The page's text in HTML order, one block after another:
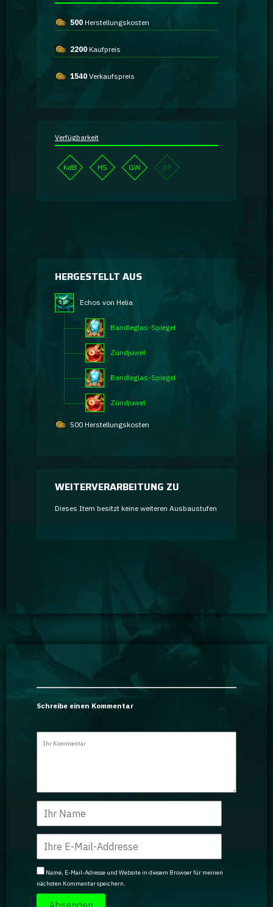
500 Herstellungskosten
2200 Kaufpreis
1540 Verkaufspreis
Verfügbarkeit
KdB HS GW BP
HERGESTELLT AUS
Echos von Helia
Bandleglas-Spiegel
Zündjuwel
Bandleglas-Spiegel
Zündjuwel
500 Herstellungskosten
WEITERVERARBEITUNG ZU
Dieses Item besitzt keine weiteren Ausbaustufen
Schreibe einen Kommentar
Name, E-Mail-Adresse und Website in diesem Browser für meinen
nächsten Kommentar speichern.